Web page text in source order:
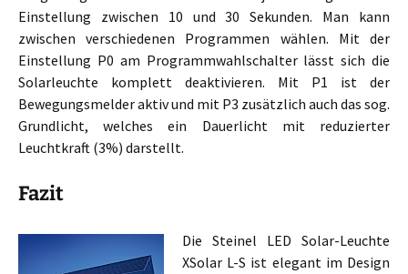
Einstellung zwischen 10 und 30 Sekunden. Man kann
zwischen verschiedenen Programmen wählen. Mit der
Einstellung P0 am Programmwahlschalter lässt sich die
Solarleuchte komplett deaktivieren. Mit P1 ist der
Bewegungsmelder aktiv und mit P3 zusätzlich auch das sog.
Grundlicht, welches ein Dauerlicht mit reduzierter
Leuchtkraft (3%) darstellt.
Fazit
Die Steinel LED Solar-Leuchte
XSolar L-S ist elegant im Design